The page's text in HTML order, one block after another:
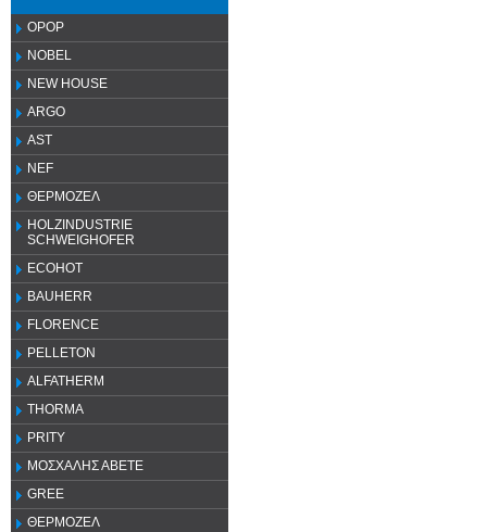
OPOP
NOBEL
NEW HOUSE
ARGO
AST
NEF
ΘΕΡΜΟΖΕΛ
HOLZINDUSTRIE
SCHWEIGHOFER
ECOHOT
BAUHERR
FLORENCE
PELLETON
ALFATHERM
THORMA
PRITY
ΜΟΣΧΑΛΗΣ ΑΒΕΤΕ
GREE
ΘΕΡΜΟΖΕΛ